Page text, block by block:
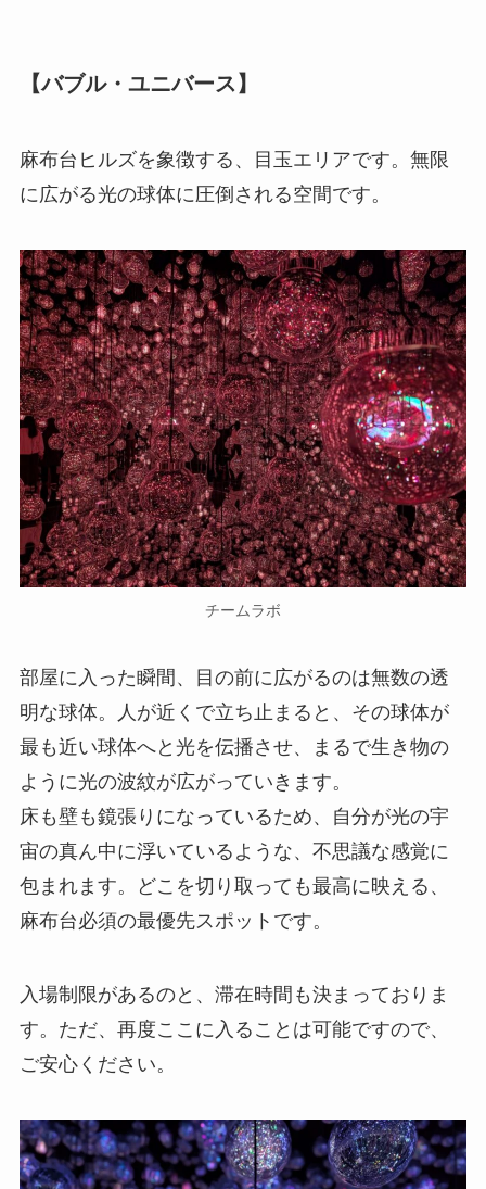
【バブル・ユニバース】
麻布台ヒルズを象徴する、目玉エリアです。無限
に広がる光の球体に圧倒される空間です。
チームラボ
部屋に入った瞬間、目の前に広がるのは無数の透
明な球体。人が近くで立ち止まると、その球体が
最も近い球体へと光を伝播させ、まるで生き物の
ように光の波紋が広がっていきます。
床も壁も鏡張りになっているため、自分が光の宇
宙の真ん中に浮いているような、不思議な感覚に
包まれます。どこを切り取っても最高に映える、
麻布台必須の最優先スポットです。
入場制限があるのと、滞在時間も決まっておりま
す。ただ、再度ここに入ることは可能ですので、
ご安心ください。